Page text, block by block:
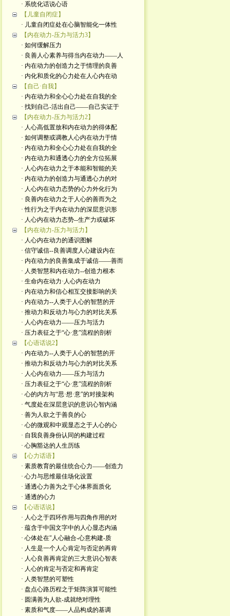
· 系统化话说心语
【儿童自闭症】
· 儿童自闭症处在心脑智能化一体性
【内在动力-压力与活力3】
· 如何缓解压力
· 良善人心素养与得当内在动力——人
· 内在动力的创造力之于情理的良善
· 内化和质化的心力处在人心内在动
【自己·自我】
· 内在动力和全心心力处在自我的全
· 找到自己-活出自己——自己实证于
【内在动力-压力与活力2】
· 人心高低置放和内在动力的得体配
· 如何调整或调教人心内在动力于情
· 内在动力和全心心力处在自我的全
· 内在动力和通透心力的全方位拓展
· 人心内在动力之于本能和智能的关
· 内在动力的创造力与通透心力的对
· 人心内在动力态势的心力外化行为
· 良善内在动力之于人心的善而为之
· 性行为之于内在动力的深层意识形
· 人心内在动力态势--生产力或破坏
【内在动力-压力与活力】
· 人心内在动力的通识图解
· 信守诚信--良善调度人心建设内在
· 内在动力的良善集成于诚信——善而
· 人类智慧和内在动力--创造力根本
· 生命内在动力·人心内在动力
· 内在动力和信心相互交接影响的关
· 内在动力--人类于人心的智慧的开
· 推动力和反动力与心力的对比关系
· 人心内在动力——压力与活力
· 压力表征之于“心·意”流程的剖析
【心语话说2】
· 内在动力--人类于人心的智慧的开
· 推动力和反动力与心力的对比关系
· 人心内在动力——压力与活力
· 压力表征之于“心·意”流程的剖析
· 心的内方与“思·想·意”的对接架构
· 气度处在深层意识的意识心智内涵
· 善为人欲之于善良的心
· 心的微观和中观显态之于人心的心
· 自我良善身份认同的构建过程
· 心胸豁达的人生历练
【心力话语】
· 素质教育的最佳统合心力——创造力
· 心力与思维最佳场化设置
· 通透心力善为之于心体界面质化
· 通透的心力
【心语话说】
· 人心之于四环作用与四角作用的对
· 蕴含于中国文字中的人心显态内涵
· 心体处在"人心融合-心意构建-质
· 人生是一个人心肯定与否定的再肯
· 人心良善再肯定的三大意识心智表
· 人心的肯定与否定和再肯定
· 人类智慧的可塑性
· 盘点心路历程之于矩阵演算可能性
· 圆满善为人欲-成就绝对理性
· 素质和气度——人品构成的基调